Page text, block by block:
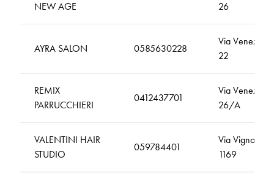
NEW AGE
26
AYRA SALON 0585630228
Via Venezia,
22
REMIX
PARRUCCHIERI
0412437701
Via Venezia,
26/A
VALENTINI HAIR
STUDIO
059784401
Via Vignolese,
1169